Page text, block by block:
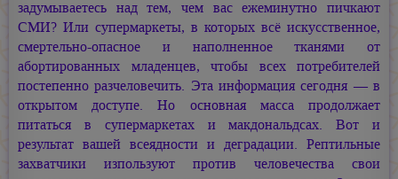
задумываетесь над тем, чем вас ежеминутно пичкают
СМИ? Или супермаркеты, в которых всё искусственное,
смертельно-опасное и наполненное тканями от
абортированных младенцев, чтобы всех потребителей
постепенно разчеловечить. Эта информация сегодня — в
открытом доступе. Но основная масса продолжает
питаться в супермаркетах и макдональдсах. Вот и
результат вашей всеядности и деградации. Рептильные
захватчики изпользуют против человечества свои